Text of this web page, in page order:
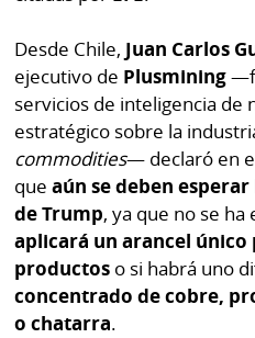
Desde Chile, Juan Carlos
ejecutivo de Plusmining
servicios de inteligencia de
estratégico sobre la
commodities— declaró en
queaún se deben
de Trump, ya que no se
aplicará un arancel único
productos o si habrá uno
concentrado de cobre,
o chatarra.